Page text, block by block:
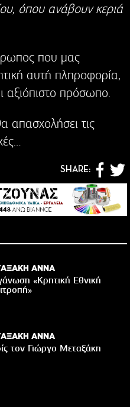
όπου ανάβουν κεριά
που μας
αυτή πληροφορία,
αξιόπιστο πρόσωπο.
απασχολήσει τις
SHARE:
ΑΝΝΑ
«Κρητική Εθνική
ΑΝΝΑ
τον Γιώργο Μεταξάκη